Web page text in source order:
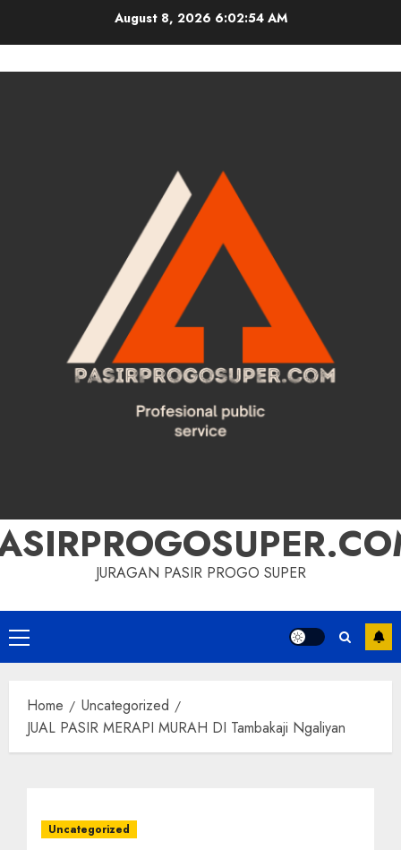
August 8, 2026 6:02:55 AM
JURAGAN PASIR PROGO SUPER
Primary
Menu
Home
Uncategorized
JUAL PASIR MERAPI MURAH DI Tambakaji Ngaliyan
Uncategorized